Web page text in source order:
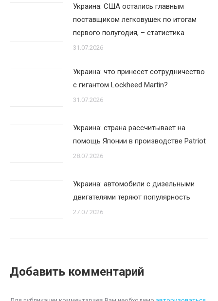
Украина: США остались главным
поставщиком легковушек по итогам
первого полугодия, – статистика
31.07.2026
Украина: что принесет сотрудничество
с гигантом Lockheed Martin?
31.07.2026
Украина: страна рассчитывает на
помощь Японии в производстве Patriot
28.07.2026
Украина: автомобили с дизельными
двигателями теряют популярность
27.07.2026
Добавить комментарий